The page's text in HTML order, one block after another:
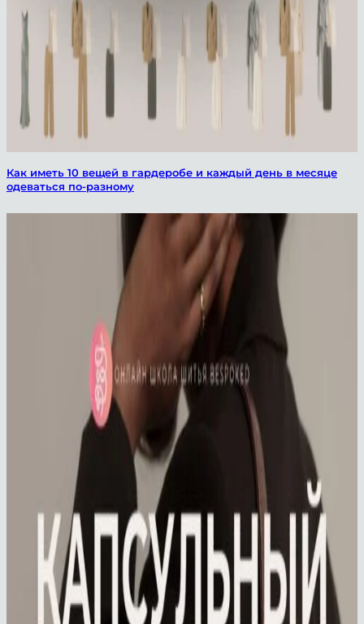
Как иметь 10 вещей в гардеробе и каждый день в месяце
одеваться по-разному